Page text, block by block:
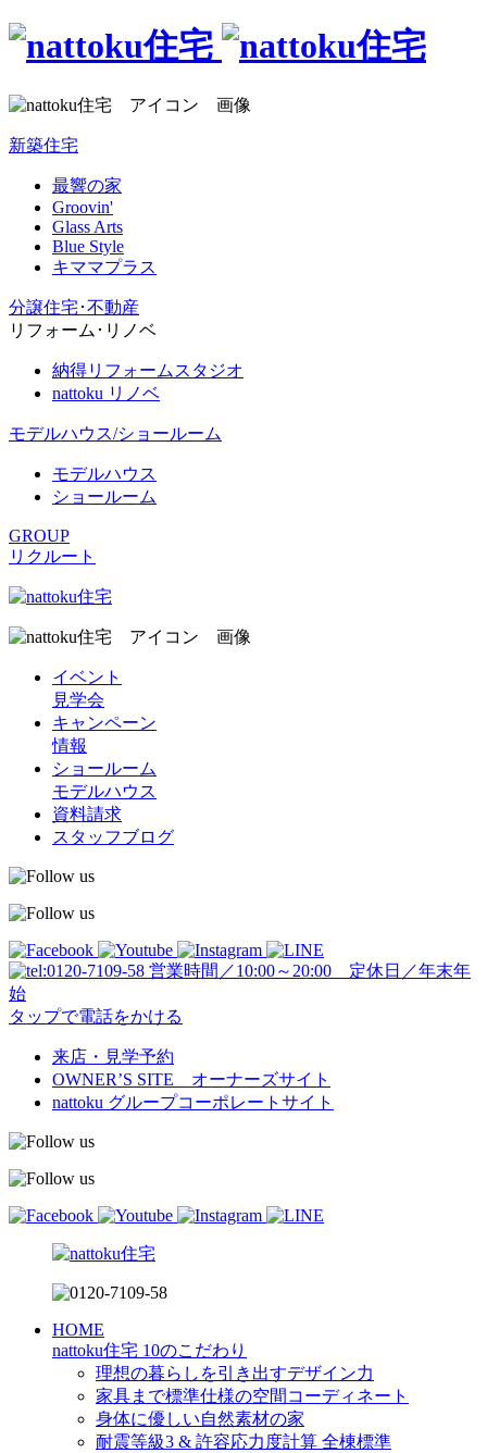
新築住宅
最響の家
Groovin'
Glass Arts
Blue Style
キママプラス
分譲住宅･不動産
リフォーム･リノベ
納得リフォームスタジオ
nattoku リノベ
モデルハウス/ショールーム
モデルハウス
ショールーム
GROUP
リクルート
イベント
見学会
キャンペーン
情報
ショールーム
モデルハウス
資料請求
スタッフブログ
営業時間／10:00～20:00 定休日／年末年
始
タップで電話をかける
来店・見学予約
OWNER’S SITE オーナーズサイト
nattoku グループコーポレートサイト
HOME
nattoku住宅 10のこだわり
理想の暮らしを引き出すデザイン力
家具まで標準仕様の空間コーディネート
身体に優しい自然素材の家
耐震等級3 & 許容応力度計算 全棟標準